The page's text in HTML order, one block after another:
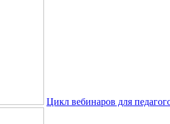
Цикл вебинаров для